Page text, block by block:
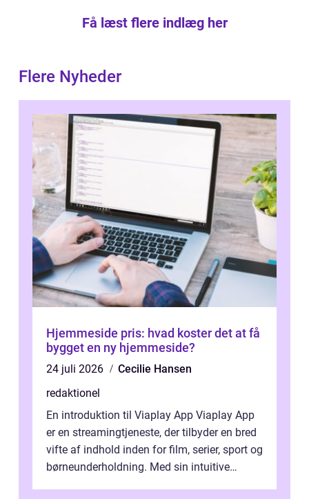
Få læst flere indlæg her
Flere Nyheder
Hjemmeside pris: hvad koster det at få
bygget en ny hjemmeside?
24 juli 2026
Cecilie Hansen
redaktionel
En introduktion til Viaplay App Viaplay App
er en streamingtjeneste, der tilbyder en bred
vifte af indhold inden for film, serier, sport og
børneunderholdning. Med sin intuitive